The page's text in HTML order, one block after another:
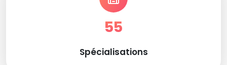
55
Spécialisations